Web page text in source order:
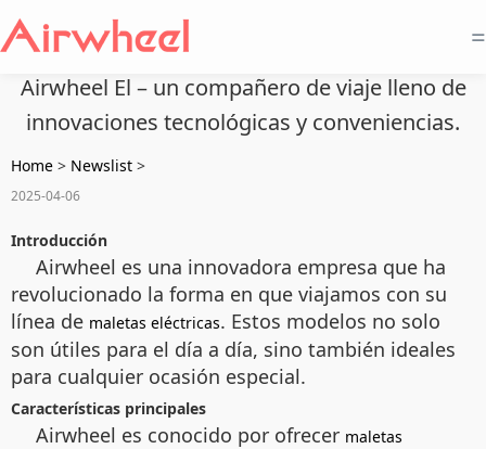
=
Airwheel El – un compañero de viaje lleno de
innovaciones tecnológicas y conveniencias.
Home > Newslist >
2025-04-06
Introducción
Airwheel es una innovadora empresa que ha
revolucionado la forma en que viajamos con su
línea de maletas eléctricas. Estos modelos no solo
son útiles para el día a día, sino también ideales
para cualquier ocasión especial.
Características principales
Airwheel es conocido por ofrecer maletas